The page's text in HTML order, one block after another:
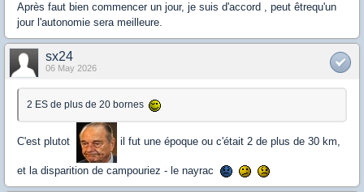
Après faut bien commencer un jour, je suis d'accord , peut êtrequ'un
jour l'autonomie sera meilleure.
sx24
06 May 2026
2 ES de plus de 20 bornes
C'est plutot il fut une époque ou c'était 2 de plus de 30 km,
et la disparition de campouriez - le nayrac